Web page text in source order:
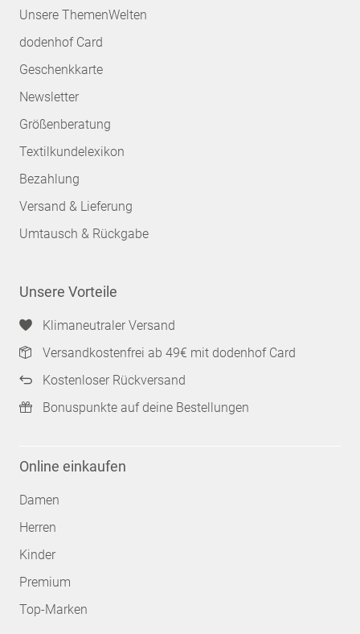
Unsere ThemenWelten
dodenhof Card
Geschenkkarte
Newsletter
Größenberatung
Textilkundelexikon
Bezahlung
Versand & Lieferung
Umtausch & Rückgabe
Unsere Vorteile
Klimaneutraler Versand
Versandkostenfrei ab 49€ mit dodenhof Card
Kostenloser Rückversand
Bonuspunkte auf deine Bestellungen
Online einkaufen
Damen
Herren
Kinder
Premium
Top-Marken